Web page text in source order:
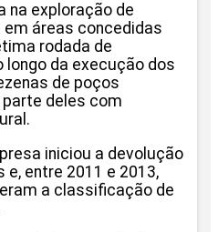
na exploração de
áreas concedidas
rodada de
longo da execução dos
de poços
deles com
iniciou a devolução
entre 2011 e 2013,
a classificação de